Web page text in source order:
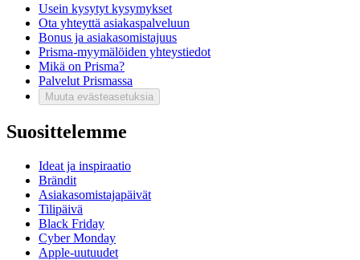
Usein kysytyt kysymykset
Ota yhteyttä asiakaspalveluun
Bonus ja asiakasomistajuus
Prisma-myymälöiden yhteystiedot
Mikä on Prisma?
Palvelut Prismassa
Muuta evästeasetuksia
Suosittelemme
Ideat ja inspiraatio
Brändit
Asiakasomistajapäivät
Tilipäivä
Black Friday
Cyber Monday
Apple-uutuudet